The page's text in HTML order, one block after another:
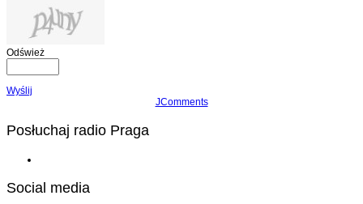
Odśwież
Wyślij
JComments
Posłuchaj radio Praga
Social media